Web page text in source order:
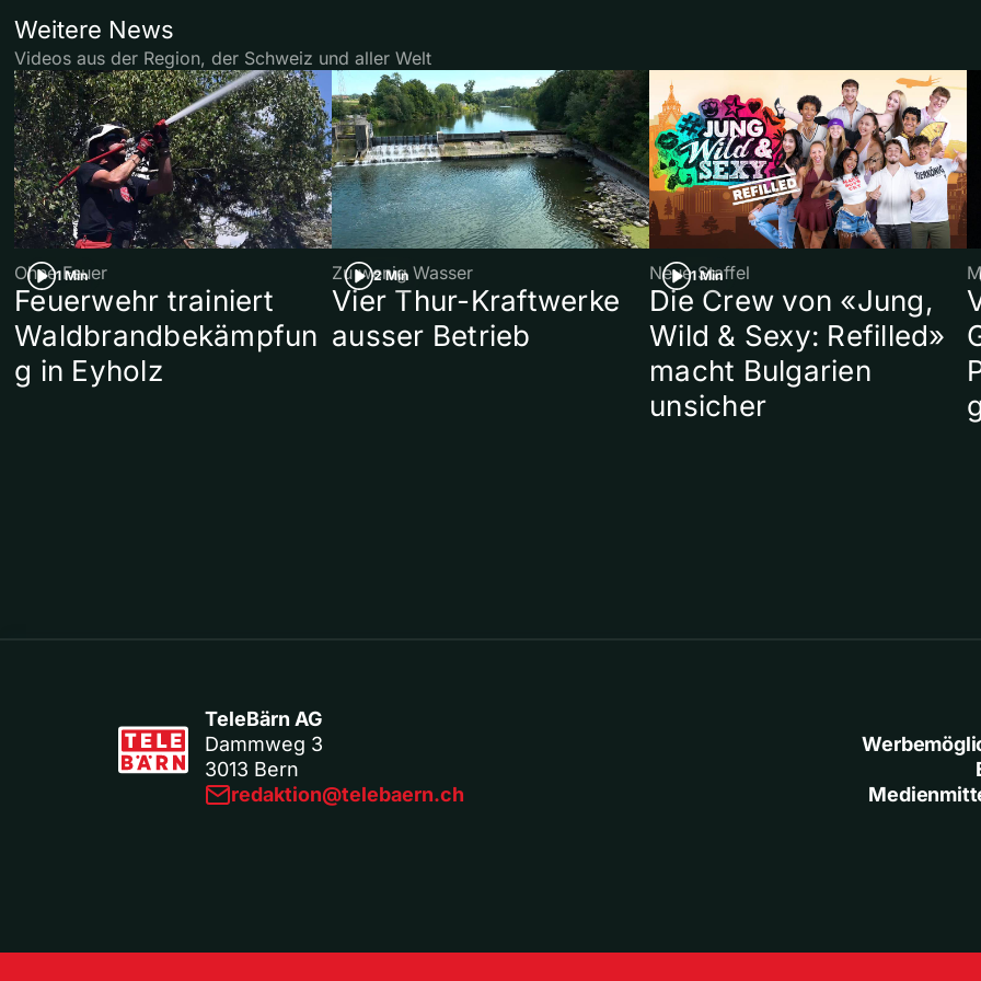
Weitere News
Videos aus der Region, der Schweiz und aller Welt
1 Min
Ohne Feuer
Feuerwehr trainiert
Waldbrandbekämpfun
g in Eyholz
2 Min
Zu wenig Wasser
Vier Thur-Kraftwerke
ausser Betrieb
1 Min
Neue Staffel
Die Crew von «Jung,
Wild & Sexy: Refilled»
macht Bulgarien
unsicher
TeleBärn AG
Dammweg 3
3013 Bern
redaktion@telebaern.ch